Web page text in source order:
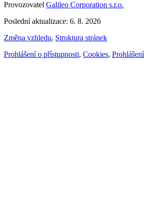
Provozovatel Galileo Corporation s.r.o.
Poslední aktualizace: 6. 8. 2026
Změna vzhledu, Struktura stránek
Prohlášení o přístupnosti, Cookies,